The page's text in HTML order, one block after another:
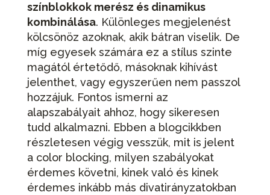
színblokkok merész és dinamikus
kombinálása. Különleges megjelenést
kölcsönöz azoknak, akik bátran viselik. De
míg egyesek számára ez a stílus szinte
magától értetődő, másoknak kihívást
jelenthet, vagy egyszerűen nem passzol
hozzájuk. Fontos ismerni az
alapszabályait ahhoz, hogy sikeresen
tudd alkalmazni. Ebben a blogcikkben
részletesen végig vesszük, mit is jelent
a color blocking, milyen szabályokat
érdemes követni, kinek való és kinek
érdemes inkább más divatirányzatokban